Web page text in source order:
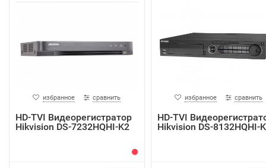
избранное сравнить
HD-TVI Видеорегистратор
Hikvision DS-7232HQHI-K2
избранное сравнить
HD-TVI
Hikvision DS-8132HQHI-